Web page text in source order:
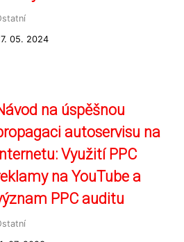
05. 2024
na úspěšnou
autoservisu na
Využití PPC
na YouTube a
PPC auditu